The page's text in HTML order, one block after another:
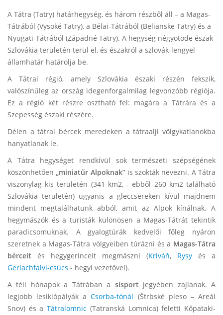
A Tátra (Tatry) határhegység, és három részből áll – a Magas-
Tátrából (Vysoké Tatry), a Bélai-Tátrából (Belianske Tatry) és a
Nyugati-Tátrából (Západné Tatry). A hegység négyötöde észak
Szlovákia területén terül el, és északról a szlovák-lengyel
államhatár határolja be.
A Tátrai régió, amely Szlovákia északi részén fekszik,
valószínűleg az ország idegenforgalmilag legvonzóbb régiója.
Ez a régió két részre osztható fel: magára a Tátrára és a
Szepesség északi részére.
Délen a tátrai bércek meredeken a tátraalji völgykatlanokba
hanyatlanak le.
A Tátra hegységet rendkívül sok természeti szépségének
köszönhetően „miniatűr Alpoknak” is szokták nevezni. A Tátra
viszonylag kis területén (341 km2, - ebből 260 km2található
Szlovákia területén) ugyanis a gleccsereken kívül majdnem
mindent megtalálhatunk abból, amit az Alpok kínálnak. A
hegymászók és a turisták különösen a Magas-Tátrát tekintik
paradicsomuknak. A gyalogtúrák kedvelői főleg nyáron
szeretnek a Magas-Tátra völgyeiben túrázni és a Magas-Tátra
bérceit és hegygerinceit megmászni (Kriváň, Rysy és a
Gerlachfalvi-csúcs - hegyi vezetővel).
A téli hónapok a Tátrában a sísport jegyében zajlanak. A
legjobb lesiklópályák aCsorba-tónál (Štrbské pleso – Areál
Snov) és aTátralomnic (Tatranská Lomnica) feletti Kőpataki-